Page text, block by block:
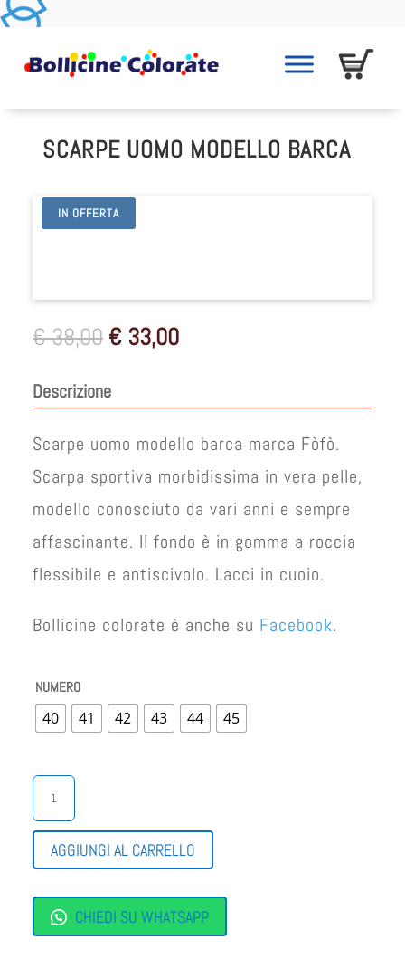
SCARPE UOMO MODELLO BARCA
IN OFFERTA
€38,00 Il
prezzo
era:
€ 33,00Il
Descrizione
Scarpe uomo modello barca marca Fòfò.
Scarpa sportiva morbidissima in vera pelle,
modello conosciuto da vari anni e sempre
affascinante. Il fondo è in gomma a roccia
flessibile e antiscivolo. Lacci in cuoio.
Bollicine colorate è anche su Facebook.
NUMERO
40 41 42 43 44 45
SCARPE
UOMO
MODELLO
BARCA
QUANTITÀ
AGGIUNGI AL CARRELLO
CHIEDI SU WHATSAPP